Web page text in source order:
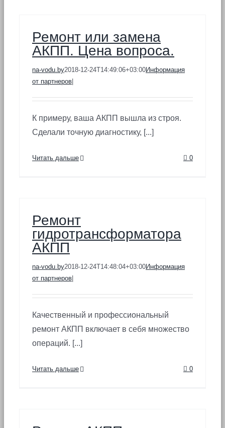
Ремонт или замена
АКПП. Цена вопроса.
na-vodu.by2018-12-24T14:49:06+03:00Информация
от партнеров
К примеру, ваша АКПП вышла из строя.
Сделали точную диагностику, [...]
Читать дальше 0
Ремонт
гидротрансформатора
АКПП
na-vodu.by2018-12-24T14:48:04+03:00Информация
от партнеров
Качественный и профессиональный
ремонт АКПП включает в себя множество
операций. [...]
Читать дальше 0